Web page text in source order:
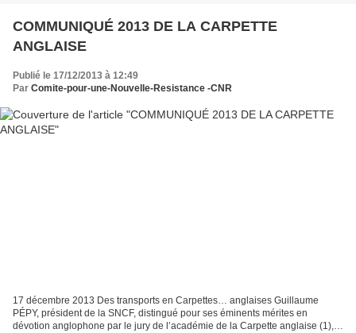
COMMUNIQUÉ 2013 DE LA CARPETTE
ANGLAISE
Publié le 17/12/2013 à 12:49
Par Comite-pour-une-Nouvelle-Resistance -CNR
17 décembre 2013 Des transports en Carpettes… anglaises Guillaume
PÉPY, président de la SNCF, distingué pour ses éminents mérites en
dévotion anglophone par le jury de l’académie de la Carpette anglaise (1),